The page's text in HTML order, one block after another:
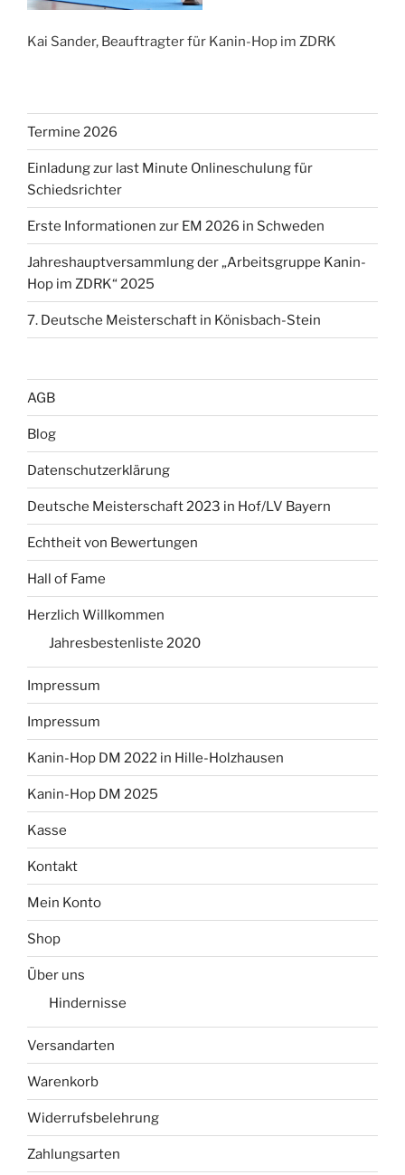
Kai Sander, Beauftragter für Kanin-Hop im ZDRK
Termine 2026
Einladung zur last Minute Onlineschulung für
Schiedsrichter
Erste Informationen zur EM 2026 in Schweden
Jahreshauptversammlung der „Arbeitsgruppe Kanin-
Hop im ZDRK“ 2025
7. Deutsche Meisterschaft in Könisbach-Stein
AGB
Blog
Datenschutzerklärung
Deutsche Meisterschaft 2023 in Hof/LV Bayern
Echtheit von Bewertungen
Hall of Fame
Herzlich Willkommen
Jahresbestenliste 2020
Impressum
Impressum
Kanin-Hop DM 2022 in Hille-Holzhausen
Kanin-Hop DM 2025
Kasse
Kontakt
Mein Konto
Shop
Über uns
Hindernisse
Versandarten
Warenkorb
Widerrufsbelehrung
Zahlungsarten